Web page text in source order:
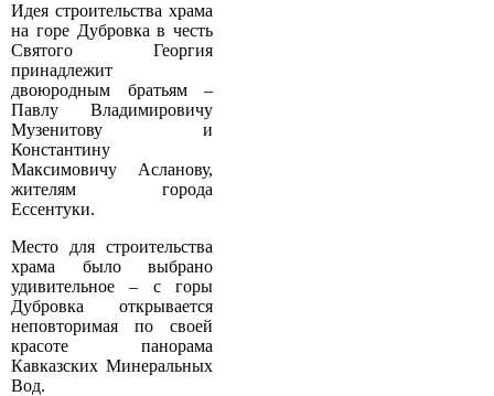
Идея строительства храма
на горе Дубровка в честь
Святого Георгия
принадлежит
двоюродным братьям –
Павлу Владимировичу
Музенитову и
Константину
Максимовичу Асланову,
жителям города
Ессентуки.
Место для строительства
храма было выбрано
удивительное – с горы
Дубровка открывается
неповторимая по своей
красоте панорама
Кавказских Минеральных
Вод.